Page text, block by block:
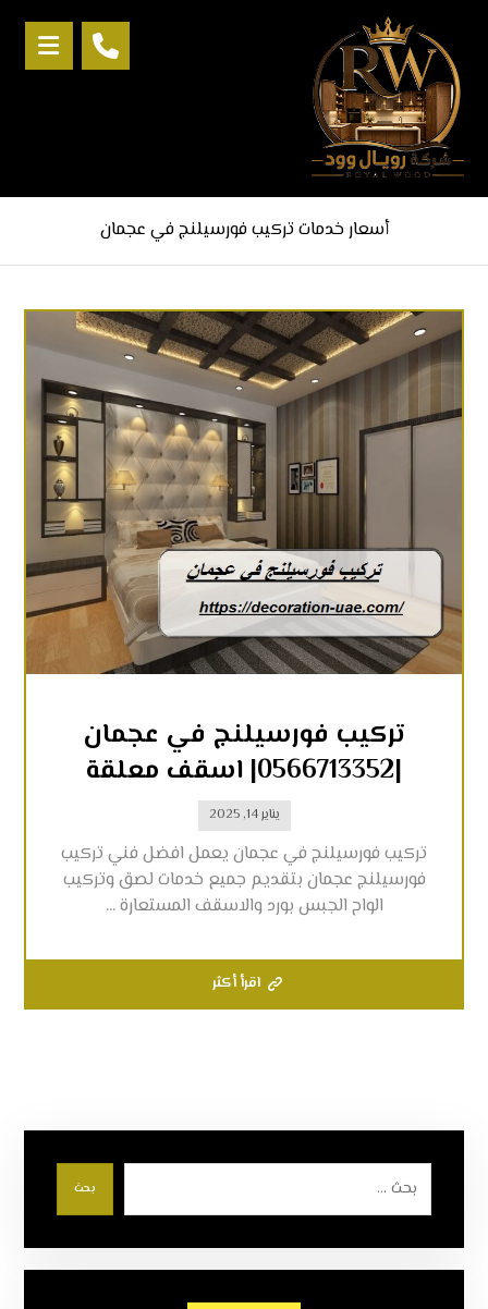
أسعار خدمات تركيب فورسيلنج في عجمان
تركيب فورسيلنج في عجمان
|0566713352| اسقف معلقة
يناير 14, 2025
تركيب فورسيلنج في عجمان يعمل افضل فني تركيب
فورسيلنج عجمان بتقديم جميع خدمات لصق وتركيب
الواح الجبس بورد والاسقف المستعارة ...
اقرأ أكثر
بحث